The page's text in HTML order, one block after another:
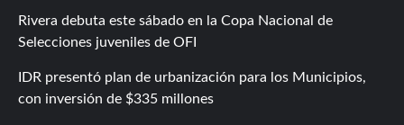
Rivera debuta este sábado en la Copa Nacional de
Selecciones juveniles de OFI
IDR presentó plan de urbanización para los Municipios,
con inversión de $335 millones